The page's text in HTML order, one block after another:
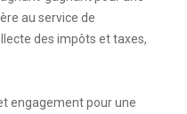
au service de
des impôts et taxes,
engagement pour une